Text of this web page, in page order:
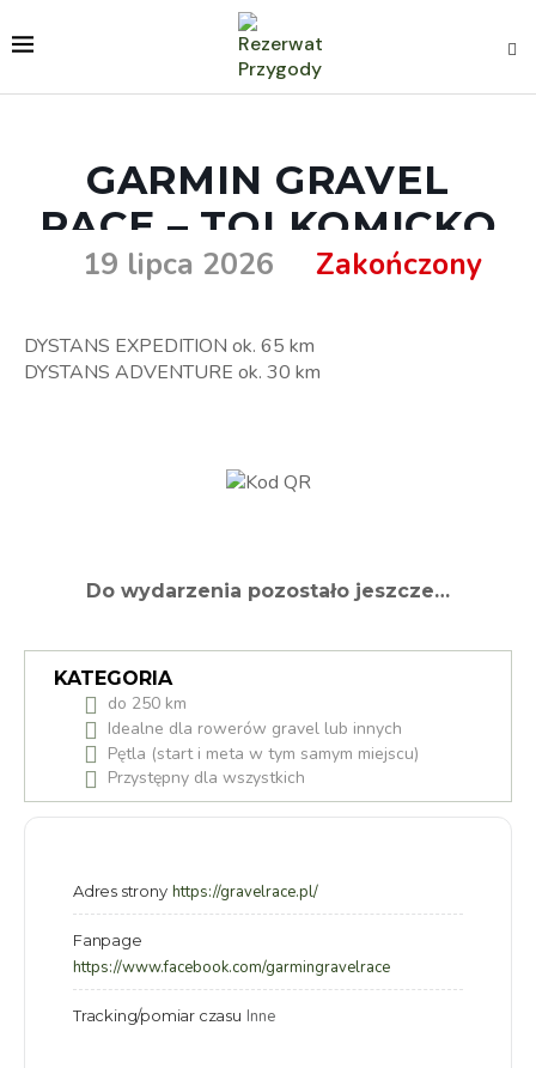
GARMIN GRAVEL
RACE – TOLKOMICKO
19 lipca 2026 Zakończony
DYSTANS EXPEDITION ok. 65 km
DYSTANS ADVENTURE ok. 30 km
Do wydarzenia pozostało jeszcze…
KATEGORIA
do 250 km
Idealne dla rowerów gravel lub innych
Pętla (start i meta w tym samym miejscu)
Przystępny dla wszystkich
Adres strony https://gravelrace.pl/
Fanpage
https://www.facebook.com/garmingravelrace
Tracking/pomiar czasu Inne